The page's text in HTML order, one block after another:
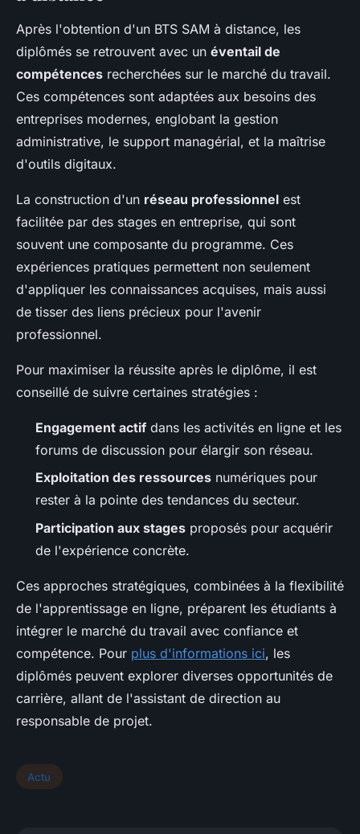
Après l'obtention d'un BTS SAM à distance, les
diplômés se retrouvent avec un éventail de
compétences recherchées sur le marché du travail.
Ces compétences sont adaptées aux besoins des
entreprises modernes, englobant la gestion
administrative, le support managérial, et la maîtrise
d'outils digitaux.
La construction d'un réseau professionnel est
facilitée par des stages en entreprise, qui sont
souvent une composante du programme. Ces
expériences pratiques permettent non seulement
d'appliquer les connaissances acquises, mais aussi
de tisser des liens précieux pour l'avenir
professionnel.
Pour maximiser la réussite après le diplôme, il est
conseillé de suivre certaines stratégies :
Engagement actif dans les activités en ligne et les
forums de discussion pour élargir son réseau.
Exploitation des ressources numériques pour
rester à la pointe des tendances du secteur.
Participation aux stages proposés pour acquérir
de l'expérience concrète.
Ces approches stratégiques, combinées à la flexibilité
de l'apprentissage en ligne, préparent les étudiants à
intégrer le marché du travail avec confiance et
compétence. Pour plus d'informations ici, les
diplômés peuvent explorer diverses opportunités de
carrière, allant de l'assistant de direction au
responsable de projet.
Actu